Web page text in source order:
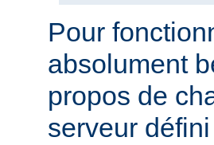
Pour
absolument
propos de
serveur